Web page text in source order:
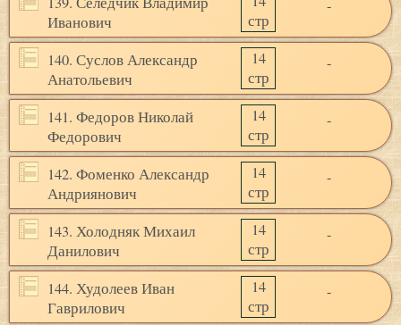
Иванович
стр
-
140. Суслов Александр
Анатольевич
14
стр
-
141. Федоров Николай
Федорович
14
стр
-
142. Фоменко Александр
Андриянович
14
стр
-
143. Холодняк Михаил
Данилович
14
стр
-
144. Худолеев Иван
Гаврилович
14
стр
-